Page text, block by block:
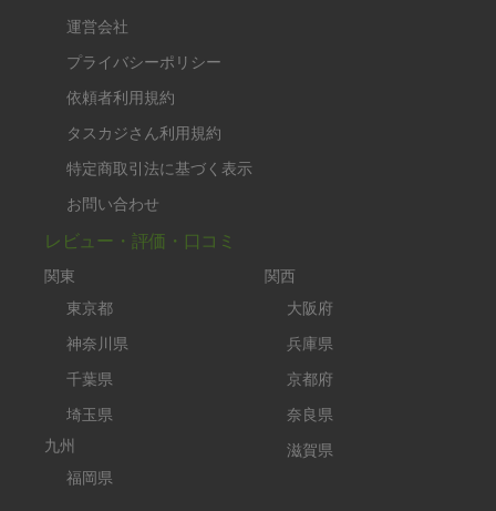
運営会社
プライバシーポリシー
依頼者利用規約
タスカジさん利用規約
特定商取引法に基づく表示
お問い合わせ
レビュー・評価・口コミ
関東
東京都
神奈川県
千葉県
埼玉県
九州
福岡県
関西
大阪府
兵庫県
京都府
奈良県
滋賀県